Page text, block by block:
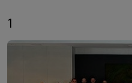
1